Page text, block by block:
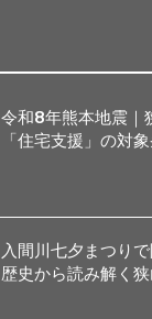
令和8年熊本地震｜
「住宅支援」の対
入間川七夕まつり
歴史から読み解く